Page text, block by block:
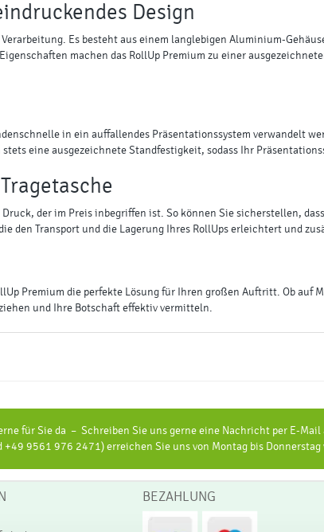
Design
Es besteht aus einem langlebigen Aluminium-
machen das RollUp Premium zu einer
in ein auffallendes Präsentationssystem verwandelt
eine ausgezeichnete Standfestigkeit, sodass Ihr
der im Preis inbegriffen ist. So können Sie sicherstellen,
den Transport und die Lagerung Ihres RollUps erleichtert und
Premium die perfekte Lösung für Ihren großen Auftritt. Ob auf
und Ihre Botschaft effektiv vermitteln.
für Sie da – Schreiben Sie uns gerne eine Nachricht per E-
9561 976 2471) erreichen Sie uns von Montag bis
BEZAHLUNG